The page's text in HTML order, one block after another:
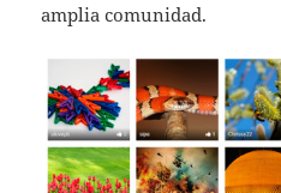
amplia comunidad.